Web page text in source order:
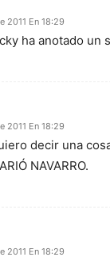
2011 En 18:29
ha anotado un
2011 En 18:29
decir una
NAVARRO.
2011 En 18:29